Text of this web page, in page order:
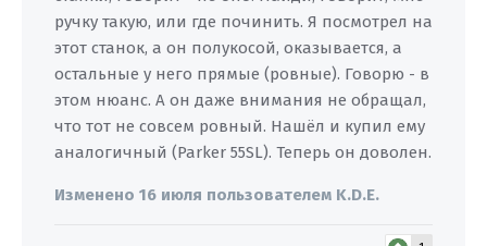
ручку такую, или где починить. Я посмотрел на
этот станок, а он полукосой, оказывается, а
остальные у него прямые (ровные). Говорю - в
этом нюанс. А он даже внимания не обращал,
что тот не совсем ровный. Нашёл и купил ему
аналогичный (Parker 55SL). Теперь он доволен.
Изменено 16 июля пользователем K.D.E.